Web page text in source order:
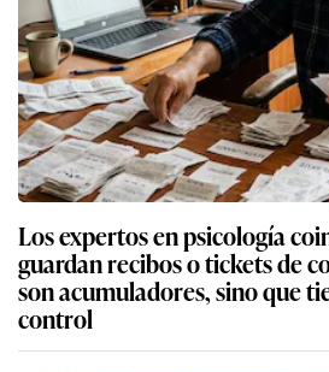
Los expertos en psicología
guardan recibos o tickets de
son acumuladores, sino que
control